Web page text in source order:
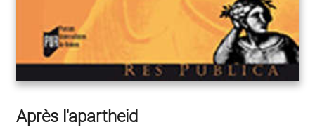
Après l'apartheid